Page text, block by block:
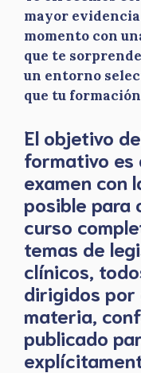
mayor
momento con
que te
un entorno
que tu
El objetivo
formativo es
examen con
posible para
curso
temas de
clínicos,
dirigidos por
materia,
publicado